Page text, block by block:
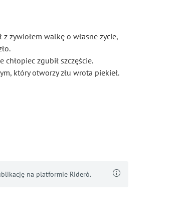
żywiołem walkę o własne życie,
zgubił szczęście.
który otworzy złu wrota piekieł.
na platformie Riderò.